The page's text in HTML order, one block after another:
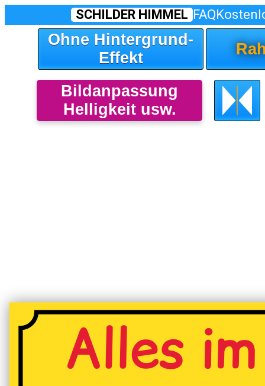
SCHILDER HIMMEL FAQ
Ohne Hintergrund-
Effekt
Bildanpassung
Helligkeit usw.
Alles